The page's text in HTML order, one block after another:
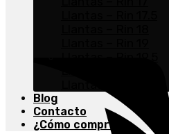
Blog
Contacto
¿Cómo comprar?